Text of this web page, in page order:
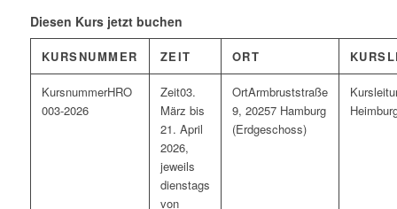
Diesen Kurs jetzt buchen
KURSNUMMER ZEIT ORT
HRO
003-2026
03.
März bis
21. April
2026,
jeweils
dienstags
von
Armbruststraße
9, 20257 Hamburg
(Erdgeschoss)